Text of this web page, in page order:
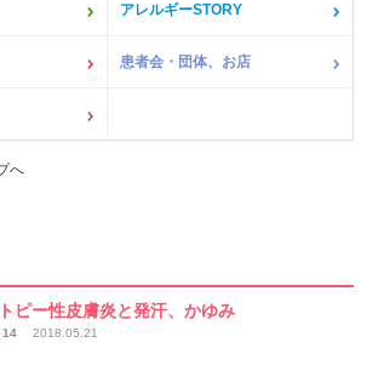
アレルギーSTORY
患者会・団体、お店
へ
ピー性皮膚炎と発汗、かゆみ
14 2018.05.21